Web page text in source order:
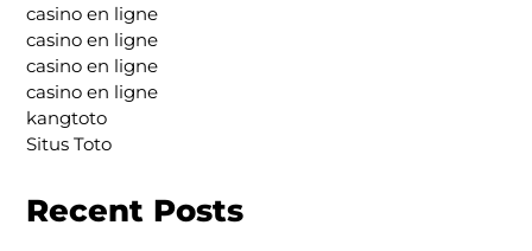
casino en ligne
casino en ligne
casino en ligne
casino en ligne
kangtoto
Situs Toto
Recent Posts